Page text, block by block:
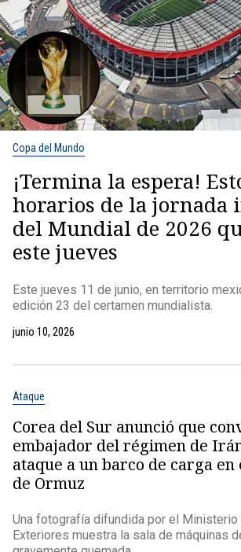
Copa del Mundo
¡Termina la espera!
horarios de la jornada
del Mundial de 2026
este jueves
Este jueves 11 de junio, en territorio
edición 23 del certamen mundialista.
junio 10, 2026
Ataque
Corea del Sur anunció que
embajador del régimen de
ataque a un barco de carga en
de Ormuz
Una fotografía difundida por el Ministerio
Exteriores muestra la sala de máquinas